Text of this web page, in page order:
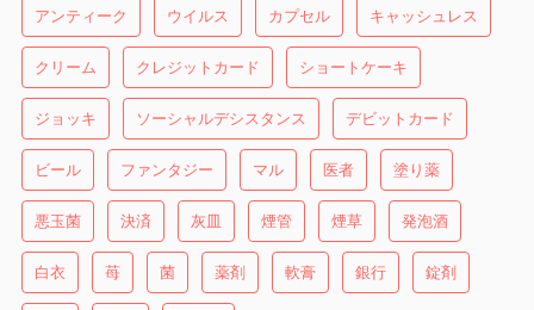
アンティーク ウイルス カプセル キャッシュレス
クリーム クレジットカード ショートケーキ
ジョッキ ソーシャルデシスタンス デビットカード
ビール ファンタジー マル 医者 塗り薬
悪玉菌 決済 灰皿 煙管 煙草 発泡酒
白衣 苺 菌 薬剤 軟膏 銀行 錠剤